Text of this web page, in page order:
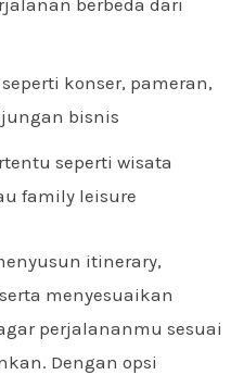
berbeda dari
konser, pameran,
bisnis
seperti wisata
family leisure
itinerary,
menyesuaikan
perjalananmu sesuai
Dengan opsi